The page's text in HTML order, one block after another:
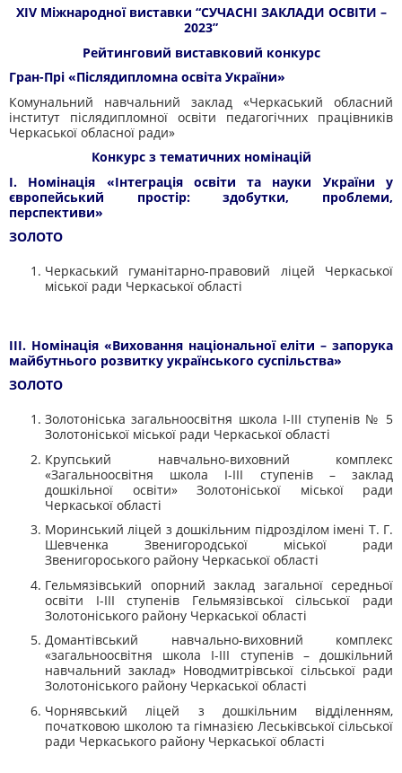
XIV Міжнародної виставки “СУЧАСНІ ЗАКЛАДИ ОСВІТИ –
2023”
Рейтинговий виставковий конкурс
Гран-Прі «Післядипломна освіта України»
Комунальний навчальний заклад «Черкаський обласний
інститут післядипломної освіти педагогічних працівників
Черкаської обласної ради»
Конкурс з тематичних номінацій
І. Номінація «Інтеграція освіти та науки України у
європейський простір: здобутки, проблеми,
перспективи»
ЗОЛОТО
Черкаський гуманітарно-правовий ліцей Черкаської
міської ради Черкаської області
IІI. Номінація «Виховання національної еліти – запорука
майбутнього розвитку українського суспільства»
ЗОЛОТО
Золотоніська загальноосвітня школа I-III ступенів № 5
Золотоніської міської ради Черкаської області
Крупський навчально-виховний комплекс
«Загальноосвітня школа I-III ступенів – заклад
дошкільної освіти» Золотоніської міської ради
Черкаської області
Моринський ліцей з дошкільним підрозділом імені Т. Г.
Шевченка Звенигородської міської ради
Звенигороського району Черкаської області
Гельмязівський опорний заклад загальної середньої
освіти I-III ступенів Гельмязівськоїсільської ради
Золотоніського району Черкаської області
Домантівський навчально-виховний комплекс
«загальноосвітня школа I-III ступенів – дошкільний
навчальний заклад» Новодмитрівської сільської ради
Золотоніського району Черкаської області
Чорнявський ліцей з дошкільним відділенням,
початковою школою та гімназією Леськівської сільської
ради Черкаського району Черкаської області